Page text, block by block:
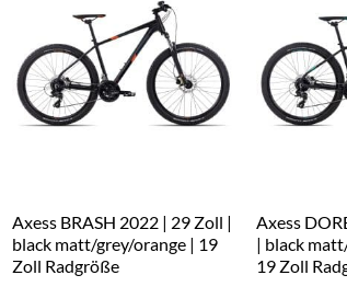
Axess BRASH 2022 | 29 Zoll |
black matt/grey/orange | 19
Zoll Radgröße
Axess
| black
19 Zoll